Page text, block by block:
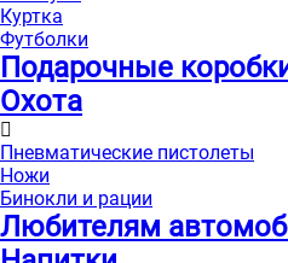
Куртка
Футболки
Подарочные
Охота
Пневматические пистолеты
Ножи
Бинокли и рации
Любителям